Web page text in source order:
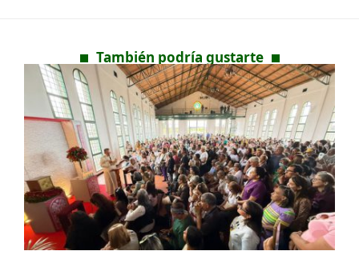
También podría gustarte